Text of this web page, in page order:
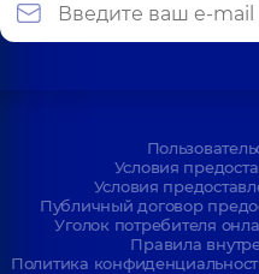
Условия
Условия
Публичный договор
Уголок потребителя
Правила
Политика